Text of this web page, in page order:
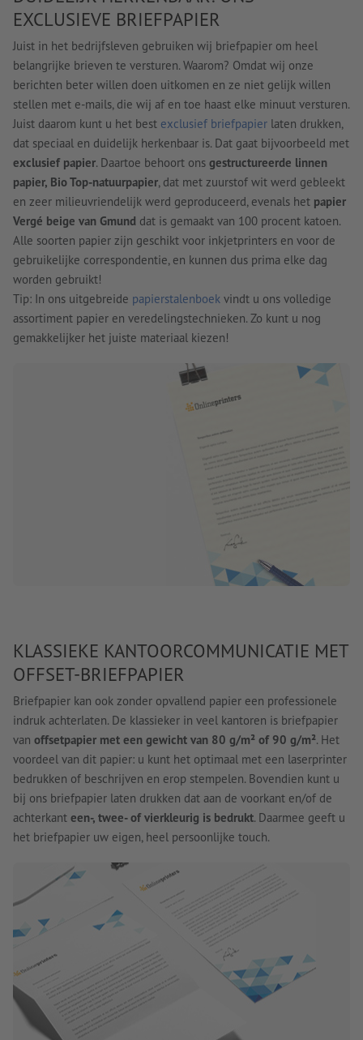
EXCLUSIEVE BRIEFPAPIER
Juist in het bedrijfsleven gebruiken wij briefpapier om heel
belangrijke brieven te versturen. Waarom? Omdat wij onze
berichten beter willen doen uitkomen en ze niet gelijk willen
stellen met e-mails, die wij af en toe haast elke minuut versturen.
Juist daarom kunt u het best exclusief briefpapier laten drukken,
dat speciaal en duidelijk herkenbaar is. Dat gaat bijvoorbeeld met
exclusief papier. Daartoe behoort ons gestructureerde linnen
papier, Bio Top-natuurpapier, dat met zuurstof wit werd gebleekt
en zeer milieuvriendelijk werd geproduceerd, evenals het papier
Vergé beige van Gmund dat is gemaakt van 100 procent katoen.
Alle soorten papier zijn geschikt voor inkjetprinters en voor de
gebruikelijke correspondentie, en kunnen dus prima elke dag
worden gebruikt!
Tip: In ons uitgebreide papierstalenboek vindt u ons volledige
assortiment papier en veredelingstechnieken. Zo kunt u nog
gemakkelijker het juiste materiaal kiezen!
KLASSIEKE KANTOORCOMMUNICATIE MET
OFFSET-BRIEFPAPIER
Briefpapier kan ook zonder opvallend papier een professionele
indruk achterlaten. De klassieker in veel kantoren is briefpapier
van offsetpapier met een gewicht van 80 g/m² of 90 g/m². Het
voordeel van dit papier: u kunt het optimaal met een laserprinter
bedrukken of beschrijven en erop stempelen. Bovendien kunt u
bij ons briefpapier laten drukken dat aan de voorkant en/of de
achterkant een-, twee- of vierkleurig is bedrukt. Daarmee geeft u
het briefpapier uw eigen, heel persoonlijke touch.